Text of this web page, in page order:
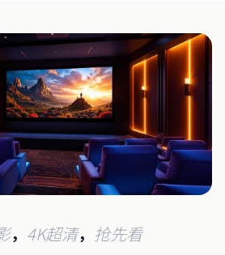
， 4K超清， 抢先看